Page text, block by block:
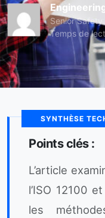
Senior Safety
Temps de
SYNTHÈSE
Points clés :
L’article
l’ISO 12100
les